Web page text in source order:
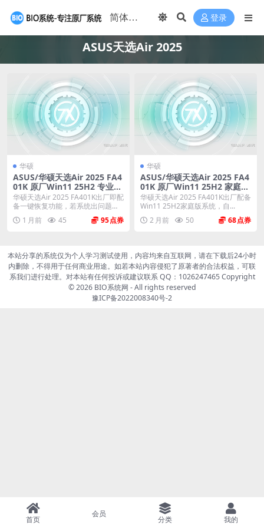
登录
ASUS天选Air 2025
华硕
ASUS/华硕天选Air 2025 FA4
01K 原厂Win11 25H2 专业工
作站版系统 工厂文件 带ASUS
Recovery恢复
华硕天选Air 2025 FA401K出厂即配
备一键恢复功能，若系统出问题或
重装...
1 月前 45 95
华硕
ASUS/华硕天选Air 2025 FA4
01K 原厂Win11 25H2 家庭版
系统 工厂文件 带ASUS Recov
ery恢复
华硕天选Air 2025 FA401K出厂配备
Win11 25H2家庭版系统，自...
2 月前
50 68
本站分享的系统仅为个人学习测试使用，内容均来自互联网，请在下载后24小时
内删除，不得用于任何商业用途。如若本站内容侵犯了原著者的合法权益，可联
系我们进行处理。对本站有任何投诉或建议联系 QQ：1026247465 Copyright
© 2026 BIO系统网 - All rights reserved
豫ICP备2022008340号-2
首页
会员
分类 我的